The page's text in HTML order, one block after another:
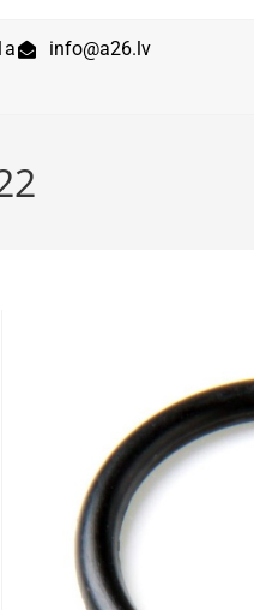
info@a26.lv